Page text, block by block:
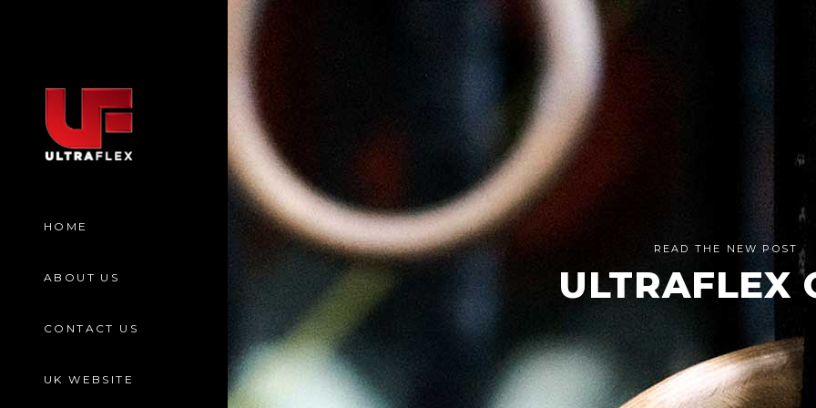
HOME
ABOUT US
CONTACT US
UK WEBSITE
READ THE NEW POST
ULTRAFLEX